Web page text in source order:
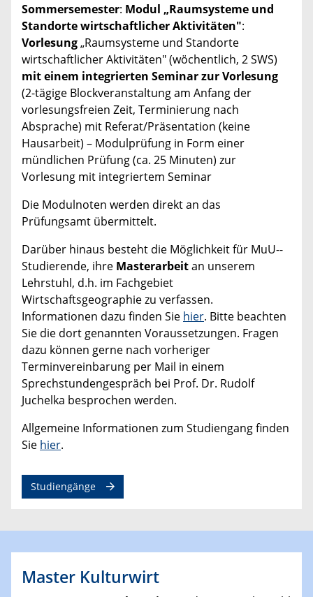
Sommersemester: Modul „Raumsysteme und
Standorte wirtschaftlicher Aktivitäten":
Vorlesung„Raumsysteme und Standorte
wirtschaftlicher Aktivitäten" (wöchentlich, 2 SWS)
mit einem integrierten Seminar zur Vorlesung
(2-tägige Blockveranstaltung am Anfang der
vorlesungsfreien Zeit, Terminierung nach
Absprache) mit Referat/Präsentation (keine
Hausarbeit) – Modulprüfung in Form einer
mündlichen Prüfung (ca. 25 Minuten) zur
Vorlesung mit integriertem Seminar
Die Modulnoten werden direkt an das
Prüfungsamt übermittelt.
Darüber hinaus besteht die Möglichkeit für MuU--
Studierende, ihre Masterarbeitan unserem
Lehrstuhl, d.h. im Fachgebiet
Wirtschaftsgeographie zu verfassen.
Informationen dazu finden Sie hier. Bitte beachten
Sie die dort genannten Voraussetzungen. Fragen
dazu können gerne nach vorheriger
Terminvereinbarung per Mail in einem
Sprechstundengespräch bei Prof. Dr. Rudolf
Juchelka besprochen werden.
Allgemeine Informationen zum Studiengang finden
Sie hier.
Studiengänge
Master Kulturwirt